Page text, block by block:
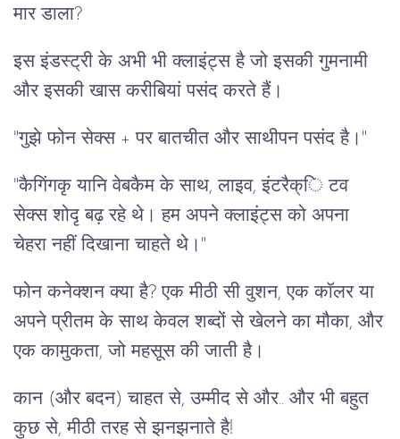
मार डाला?
इस इंडस्ट्री के अभी भी क्लाइंट्स है जो इसकी गुमनामी
और इसकी खास करीबियां पसंद करते हैं।
"गुझे फोन सेक्स + पर बातचीत और साथीपन पसंद है।"
"कैगिंगकृ यानि वेबकैम के साथ, लाइव, इंटरैक्ि टव
सेक्स शोदृ बढ़ रहे थे। हम अपने क्लाइंट्स को अपना
चेहरा नहीं दिखाना चाहते थे।"
फोन कनेक्शन क्या है? एक मीठी सी वुशन, एक कॉलर या
अपने प्रीतम के साथ केवल शब्दों से खेलने का मौका, और
एक कामुकता, जो महसूस की जाती है।
कान (और बदन) चाहत से, उम्मीद से और.. और भी बहुत
कुछ से, मीठी तरह से झनझनाते है!